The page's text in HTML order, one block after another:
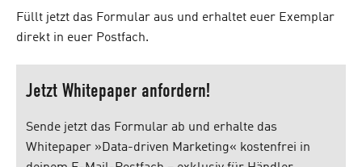
Füllt jetzt das Formular aus und erhaltet euer Exemplar
direkt in euer Postfach.